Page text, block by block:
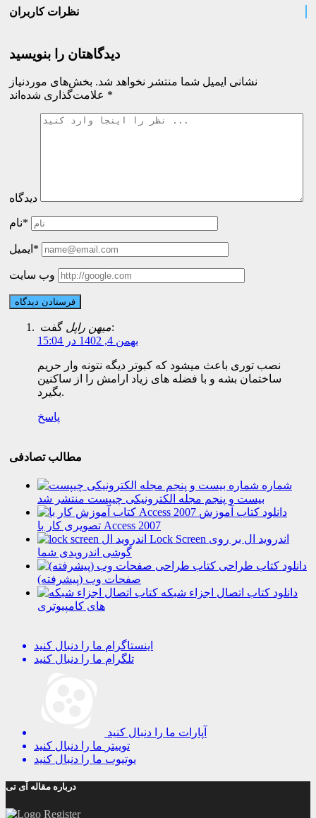
نظرات کاربران
دیدگاهتان را بنویسید
نشانی ایمیل شما منتشر نخواهد شد. بخش‌های موردنیاز
*
دیدگاه
نام*
ایمیل*
وب سایت
میهن راپلگفت:
بهمن 4, 1402 در 15:04
نصب توری باعث میشود که کبوتر دیگه نتونه وار حریم
ساختمان بشه و با فضله های زیاد ارامش را از ساکنین
بگیرد.
پاسخ
مطالب تصادفی
شماره
بیست و پنجم مجله الکترونیکی چیپست منتشر شد
دانلود کتاب آموزش
تصویری کار با Access 2007
Lock Screen اندروید ال بر روی
گوشی اندرویدی شما
دانلود کتاب طراحی
صفحات وب (پیشرفته)
دانلود کتاب اتصال اجزاء شبکه
های کامپیوتری
اینستاگرام ما را دنبال کنید
تلگرام ما را دنبال کنید
آپارات ما را دنبال کنید
توییتر ما را دنبال کنید
یوتیوب ما را دنبال کنید
درباره مقاله آی تی